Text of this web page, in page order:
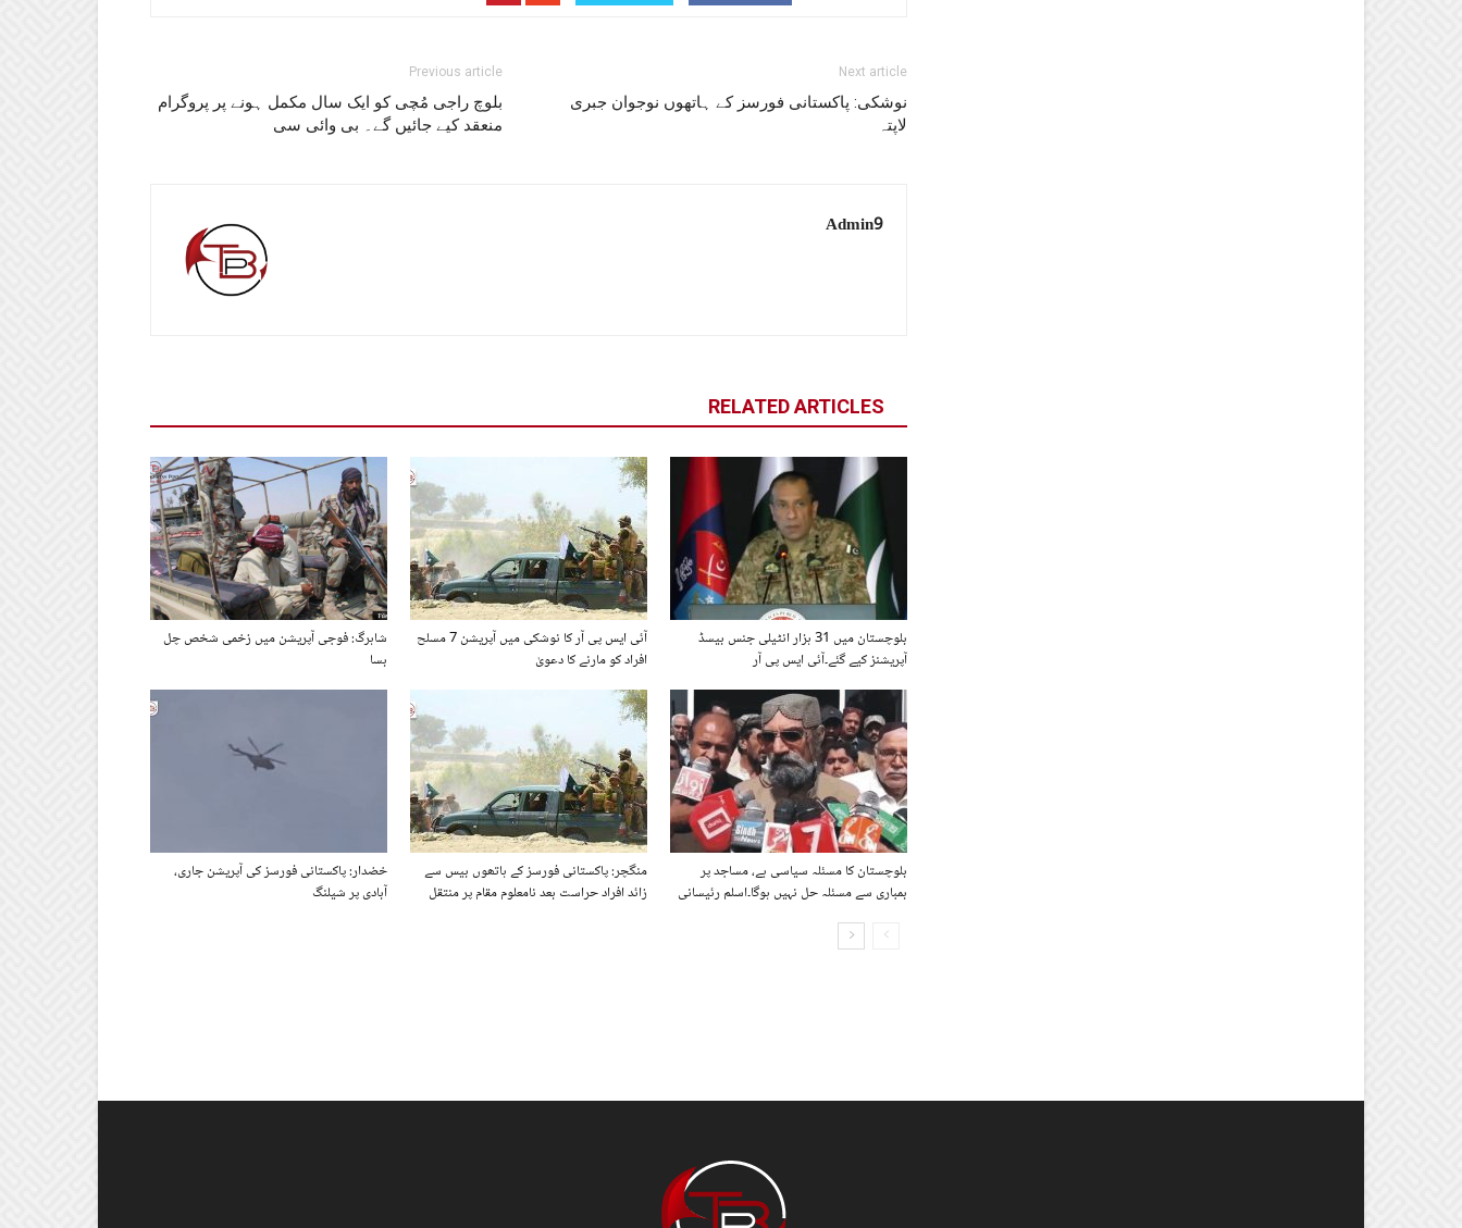
Previous article
بلوچ راجی مُچی کو ایک سال مکمل ہونے پر پروگرام
منعقد کیے جائیں گے۔ بی وائی سی
Next article
نوشکی: پاکستانی فورسز کے ہاتھوں نوجوان جبری
لاپتہ
Admin9
RELATED ARTICLES
شاہرگ: فوجی آپریشن میں زخمی شخص چل
بسا
آئی ایس پی آر کا نوشکی میں آپریشن 7 مسلح
افراد کو مارنے کا دعویٰ
بلوچستان میں 31 ہزار انٹیلی جنس بیسڈ
آپریشنز کیے گئے۔آئی ایس پی آر
خضدار: پاکستانی فورسز کی آپریشن جاری،
آبادی پر شیلنگ
منگچر: پاکستانی فورسز کے ہاتھوں بیس سے
زائد افراد حراست بعد نامعلوم مقام پر منتقل
بلوچستان کا مسئلہ سیاسی ہے، مساجد پر
بمباری سے مسئلہ حل نہیں ہوگا۔اسلم رئیسانی